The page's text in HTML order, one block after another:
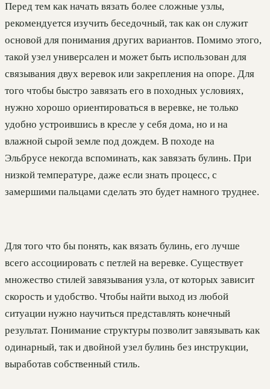
Перед тем как начать вязать более сложные узлы,
рекомендуется изучить беседочный, так как он служит
основой для понимания других вариантов. Помимо этого,
такой узел универсален и может быть использован для
связывания двух веревок или закрепления на опоре. Для
того чтобы быстро завязать его в походных условиях,
нужно хорошо ориентироваться в веревке, не только
удобно устроившись в кресле у себя дома, но и на
влажной сырой земле под дождем. В походе на
Эльбрусе некогда вспоминать, как завязать булинь. При
низкой температуре, даже если знать процесс, с
замершими пальцами сделать это будет намного труднее.
Для того что бы понять, как вязать булинь, его лучше
всего ассоциировать с петлей на веревке. Существует
множество стилей завязывания узла, от которых зависит
скорость и удобство. Чтобы найти выход из любой
ситуации нужно научиться представлять конечный
результат. Понимание структуры позволит завязывать как
одинарный, так и двойной узел булинь без инструкции,
выработав собственный стиль.